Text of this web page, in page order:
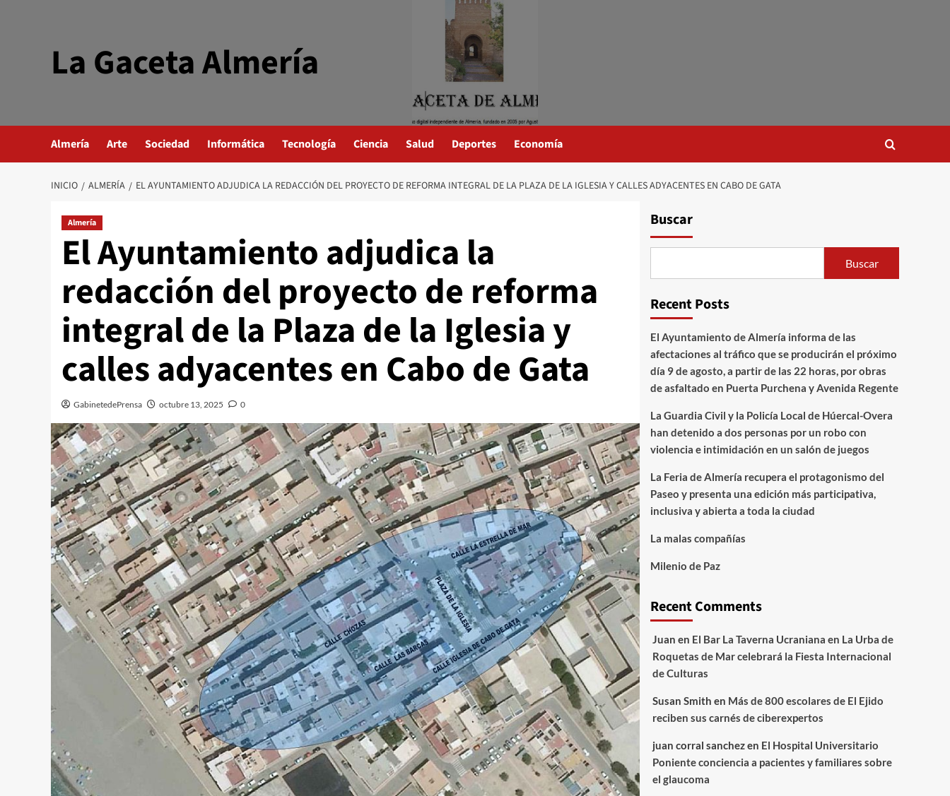
La Gaceta Almería
Almería Arte Sociedad Informática Tecnología Ciencia Salud Deportes Economía
INICIO ALMERÍA EL AYUNTAMIENTO ADJUDICA LA REDACCIÓN DEL PROYECTO DE REFORMA INTEGRAL DE LA PLAZA DE LA IGLESIA Y CALLES ADYACENTES EN CABO DE GATA
Almería
El Ayuntamiento adjudica la
redacción del proyecto de reforma
integral de la Plaza de la Iglesia y
calles adyacentes en Cabo de Gata
GabinetedePrensa octubre 13, 2025 0
Buscar
Buscar
Recent Posts
El Ayuntamiento de Almería informa de las
afectaciones al tráfico que se producirán el próximo
día 9 de agosto, a partir de las 22 horas, por obras
de asfaltado en Puerta Purchena y Avenida Regente
La Guardia Civil y la Policía Local de Húercal-Overa
han detenido a dos personas por un robo con
violencia e intimidación en un salón de juegos
La Feria de Almería recupera el protagonismo del
Paseo y presenta una edición más participativa,
inclusiva y abierta a toda la ciudad
La malas compañías
Milenio de Paz
Recent Comments
Juan en El Bar La Taverna Ucraniana en La Urba de
Roquetas de Mar celebrará la Fiesta Internacional
de Culturas
Susan Smith en Más de 800 escolares de El Ejido
reciben sus carnés de ciberexpertos
juan corral sanchezen El Hospital Universitario
Poniente conciencia a pacientes y familiares sobre
el glaucoma